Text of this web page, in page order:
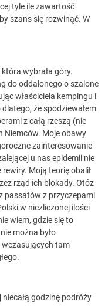
tyle ile zawartość
szans się rozwinąć. W
wybrała góry.
do oddalonego o szalone
właściciela kempingu i
że spodziewałem
z całą rzeszą (nie
Niemców. Moje obawy
zainteresowanie
u nas epidemii nie
Moją teorię obalił
rząd ich blokady. Otóż
passatów z przyczepami
w niezliczonej ilości
wiem, gdzie się to
można było
wczasujących tam
niecałą godzinę podróży